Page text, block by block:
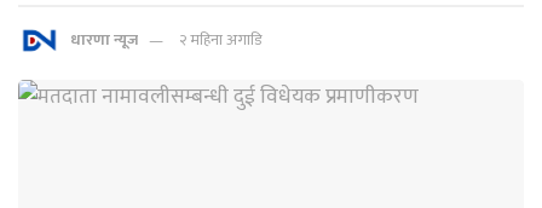
धारणा न्यूज २ महिना अगाडि